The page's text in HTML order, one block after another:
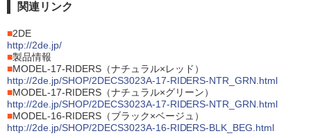
関連リンク
■2DE
http://2de.jp/
■製品情報
■MODEL-17-RIDERS（ナチュラル×レッド）
http://2de.jp/SHOP/2DECS3023A-17-RIDERS-NTR_GRN.html
■MODEL-17-RIDERS（ナチュラル×グリーン）
http://2de.jp/SHOP/2DECS3023A-17-RIDERS-NTR_GRN.html
■MODEL-16-RIDERS（ブラック×ベージュ）
http://2de.jp/SHOP/2DECS3023A-16-RIDERS-BLK_BEG.html